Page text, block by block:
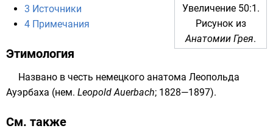
Увеличение 50:1.
Рисунок из
Анатомии Грея.
3 Источники
4 Примечания
Этимология
Названо в честь немецкого анатома Леопольда
Ауэрбаха (нем. Leopold Auerbach; 1828—1897).
См. также